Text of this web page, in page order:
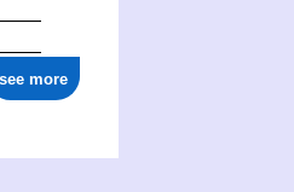
see more